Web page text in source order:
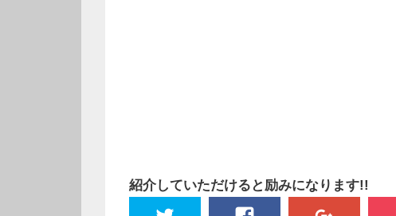
紹介していただけると励みになります!!